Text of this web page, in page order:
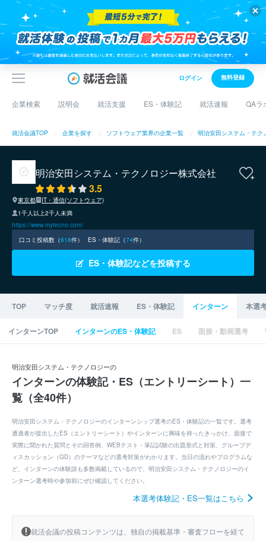
ログイン 無料登録
企業検索 説明会 就活支援 ES・体験記 就活速報 QAラ
就活会議TOP 企業を探す ソフトウェア業界の企業一覧 明治安田システム・テク
明治安田システム・テクノロジー株式会社
3.5
東京都
IT・通信(ソフトウェア)
1千人以上2千人未満
https://www.mytecno.com/
口コミ投稿数（618件） ES・体験記（74件）
ES・体験記などを投稿する
TOP マッチ度 就活速報 ES・体験記 インターン 本選
インターンTOP インターンのES・体験記 ES 面接・動画選考
明治安田システム・テクノロジーの
インターンの体験記・ES（エントリーシート）一
覧（全40件）
明治安田システム・テクノロジーのインターンシップ選考のES・体験記の一覧です。選考
通過者が提出したES（エントリーシート）やインターンに興味を持ったきっかけ、面接で
実際に聞かれた質問とその回答例、WEBテスト・筆記試験の出題形式と対策、グループデ
ィスカッション（GD）のテーマなどの選考対策がわかります。当日の流れやプログラムな
ど、インターンの体験談も多数掲載しているので、明治安田システム・テクノロジーのイ
ンターン選考時や参加前にぜひ確認してください。
本選考体験記・ES一覧はこちら
就活会議の投稿コンテンツは、独自の掲載基準・審査フローを経て